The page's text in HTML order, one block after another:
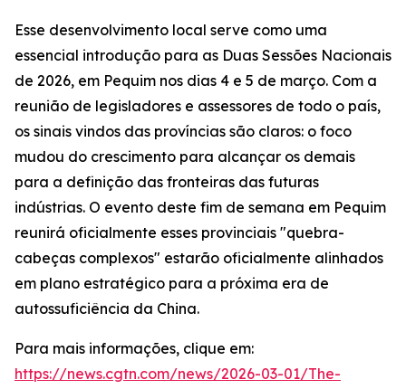
Esse desenvolvimento local serve como uma
essencial introdução para as Duas Sessões Nacionais
de 2026, em Pequim nos dias 4 e 5 de março. Com a
reunião de legisladores e assessores de todo o país,
os sinais vindos das províncias são claros: o foco
mudou do crescimento para alcançar os demais
para a definição das fronteiras das futuras
indústrias. O evento deste fim de semana em Pequim
reunirá oficialmente esses provinciais "quebra-
cabeças complexos" estarão oficialmente alinhados
em plano estratégico para a próxima era de
autossuficiência da China.
Para mais informações, clique em:
https://news.cgtn.com/news/2026-03-01/The-